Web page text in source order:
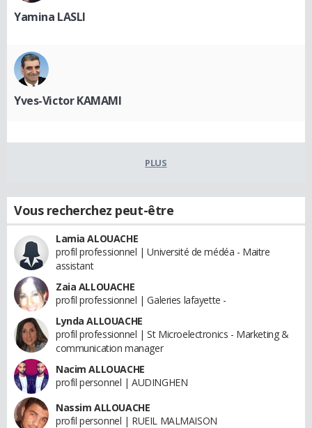
Yamina LASLI
Yves-Victor KAMAMI
PLUS
Vous recherchez peut-être
Lamia ALOUACHE
profil professionnel | Université de médéa - Maitre
assistant
Zaia ALLOUACHE
profil professionnel | Galeries lafayette -
Lynda ALLOUACHE
profil professionnel | St Microelectronics - Marketing &
communication manager
Nacim ALLOUACHE
profil personnel | AUDINGHEN
Nassim ALLOUACHE
profil personnel | RUEIL MALMAISON